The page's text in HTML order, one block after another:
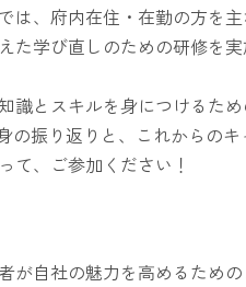
、府内在住・在勤の方を
学び直しのための研修を実
とスキルを身につけるため
の振り返りと、これからの
て、ご参加ください！
自社の魅力を高めるため